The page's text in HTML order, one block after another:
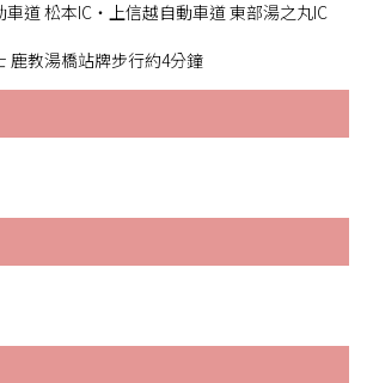
道 松本IC・上信越自動車道 東部湯之丸IC
鹿教湯橋站牌步行約4分鐘